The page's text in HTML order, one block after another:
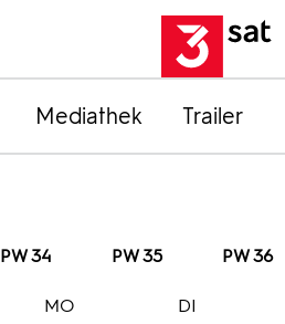
Mediathek Trailer
PW 34 PW 35 PW 36
MO DI